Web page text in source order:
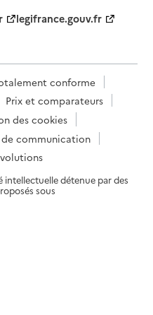
legifrance.gouv.fr
conforme
Prix et comparateurs
des cookies
communication
détenue par des
sous